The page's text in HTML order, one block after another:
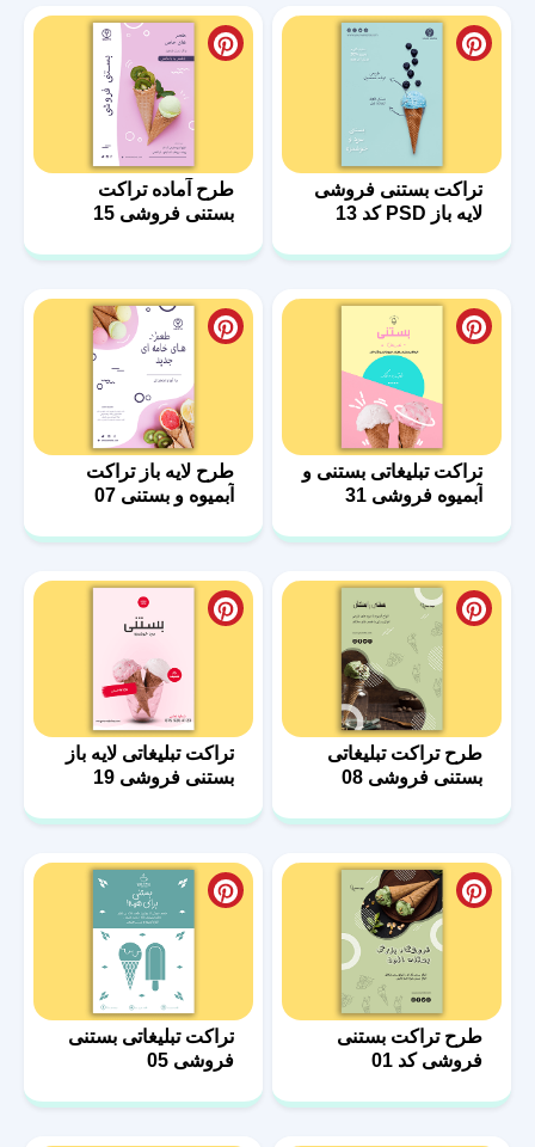
عدد
تراکت بستنی فروشی
لایه باز PSD کد 13
طرح آماده تراکت
بستنی فروشی 15
تراکت تبلیغاتی بستنی و
آبمیوه فروشی 31
طرح لایه باز تراکت
آبمیوه و بستنی 07
طرح تراکت تبلیغاتی
بستنی فروشی 08
تراکت تبلیغاتی لایه باز
بستنی فروشی 19
طرح تراکت بستنی
فروشی کد 01
تراکت تبلیغاتی بستنی
فروشی 05